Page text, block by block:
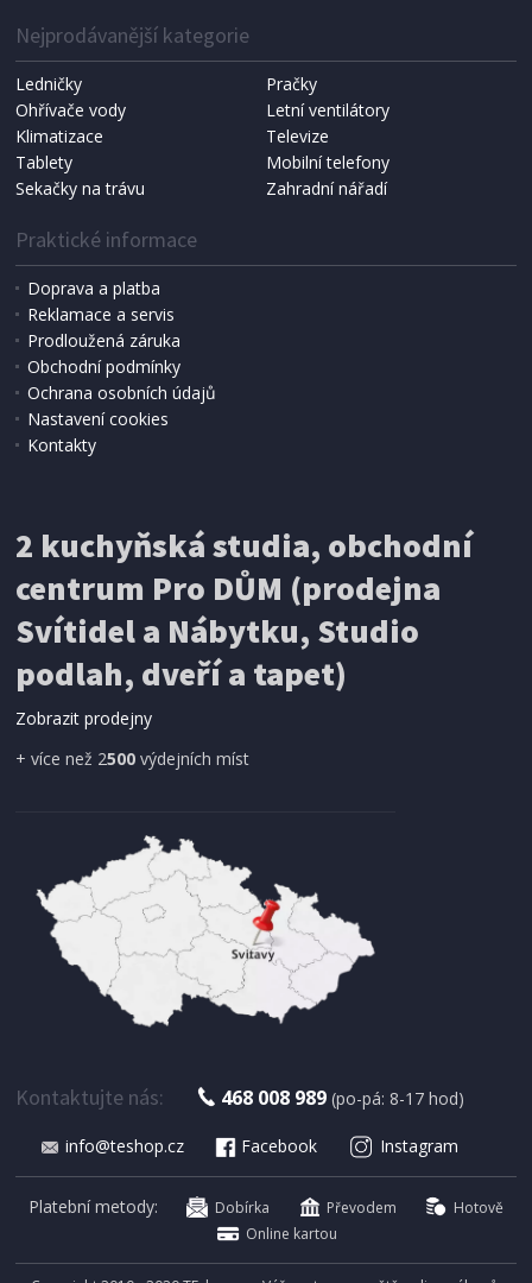
NÁHRADNÍ SÁČKY DO VYSAVAČE
Koma KRA-SB02S (Multi Bag, S-BAG SMS)
199 Kč Přidat do košíku
SÍŤ PROTI HMYZU
ProGarden KO-CY5910600 Síť proti hmyzu do
dveří magnetická 210 x 100 cm
179 Kč
SUŠIČKA OVOCE S ČASOVAČEM
Concept SO 1060 In Time
Nejprodávanější kategorie
Ledničky
Pračky
Ohřívače vody
Letní ventilátory
Klimatizace
Televize
Tablety
Mobilní telefony
Sekačky na trávu
Zahradní nářadí
Praktické informace
Doprava a platba
Reklamace a servis
Prodloužená záruka
Obchodní podmínky
Ochrana osobních údajů
Nastavení cookies
Kontakty
2 kuchyňská studia, obchodní
centrum Pro DŮM (prodejna
Svítidel a Nábytku, Studio
podlah, dveří a tapet)
Zobrazit prodejny
+ více než 2500 výdejních míst
Kontaktujte nás: 468 008 989 (po-pá: 8-17 hod)
info@teshop.cz Facebook Instagram
Platební metody: Dobírka Převodem
Hotově
Online kartou